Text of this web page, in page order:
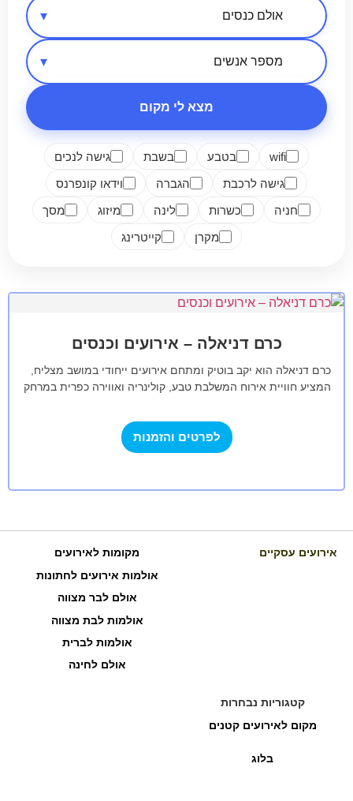
אזור בארץ
סיווג מקום
מספר אנשים
מצא לי מקום
wifi בטבע בשבת
גישה לנכים
גישה לרכבת
הגברה
וידאו קונפרנס
חניה
כשרות לינה מיזוג
מסך
מקרן
קייטרינג
כרם דניאלה – אירועים וכנסים
כרם דניאלה הוא יקב בוטיק ומתחם אירועים ייחודי במושב מצליח,
המציע חוויית אירוח המשלבת טבע, קולינריה ואווירה כפרית במרחק
לפרטים והזמנות
אירועים עסקיים
מקומות לאירועים
אולמות אירועים לחתונות
אולם לבר מצווה
אולמות לבת מצווה
אולמות לברית
אולם לחינה
קטגוריות נבחרות
מקום לאירועים קטנים
בלוג